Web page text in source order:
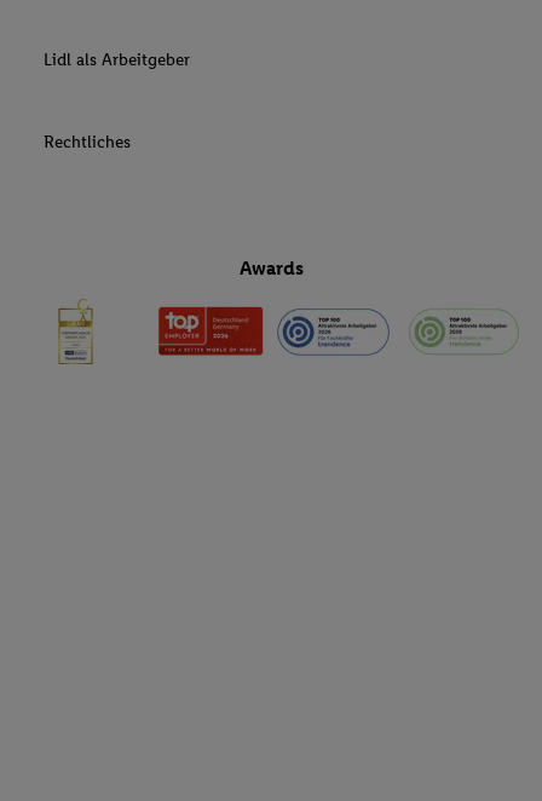
Lidl als Arbeitgeber
Rechtliches
Awards